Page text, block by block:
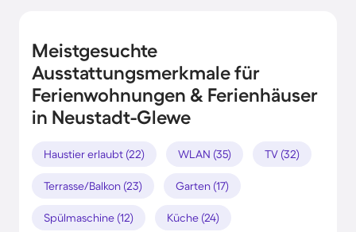
Meistgesuchte
Ausstattungsmerkmale für
Ferienwohnungen & Ferienhäuser
in Neustadt-Glewe
Haustier erlaubt (22) WLAN (35) TV (32)
Terrasse/Balkon (23) Garten (17)
Spülmaschine (12) Küche (24)